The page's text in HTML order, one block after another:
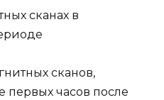
сканов,
первых часов после